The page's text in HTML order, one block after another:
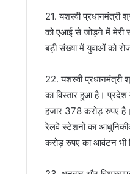
21. यशस्वी प्रधानमंत्री
को एआई से जोड़ने में मेरी
बड़ी संख्या में युवाओं को
22. यशस्वी प्रधानमंत्री
का विस्तार हुआ है।
हजार 378 करोड़ रुपए
रेलवे स्टेशनों का
करोड़ रुपए का आवंटन भी